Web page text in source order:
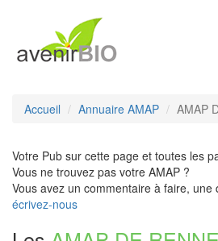
Accueil Annuaire AMAP AMAP
Votre Pub sur cette page et toutes les
Vous ne trouvez pas votre AMAP ?
Vous avez un commentaire à faire, une
écrivez-nous